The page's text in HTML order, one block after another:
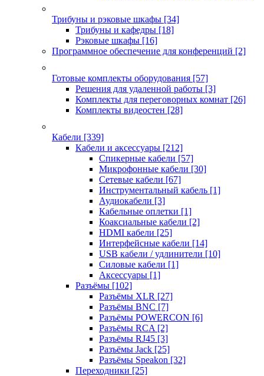
Трибуны и рэковые шкафы [34]
Трибуны и кафедры [18]
Рэковые шкафы [16]
Программное обеспечение для конференций [2]
Готовые комплекты оборудования [57]
Решения для удаленной работы [3]
Комплекты для переговорных комнат [26]
Комплекты видеостен [28]
Кабели [339]
Кабели и аксессуары [212]
Спикерные кабели [57]
Микрофонные кабели [30]
Сетевые кабели [67]
Инструментальный кабель [1]
Аудиокабели [3]
Кабельные оплетки [1]
Коаксиальные кабели [2]
HDMI кабели [25]
Интерфейсные кабели [14]
USB кабели / удлинители [10]
Силовые кабели [1]
Аксессуары [1]
Разъёмы [102]
Разъёмы XLR [27]
Разъёмы BNC [7]
Разъёмы POWERCON [6]
Разъёмы RCA [2]
Разъёмы RJ45 [3]
Разъёмы Jack [25]
Разъёмы Speakon [32]
Переходники [25]